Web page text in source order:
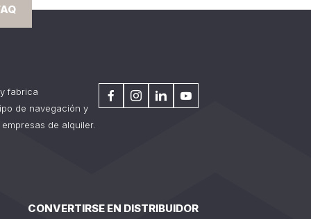
fabrica
de navegación y
de alquiler.
CONVERTIRSE EN DISTRIBUIDOR